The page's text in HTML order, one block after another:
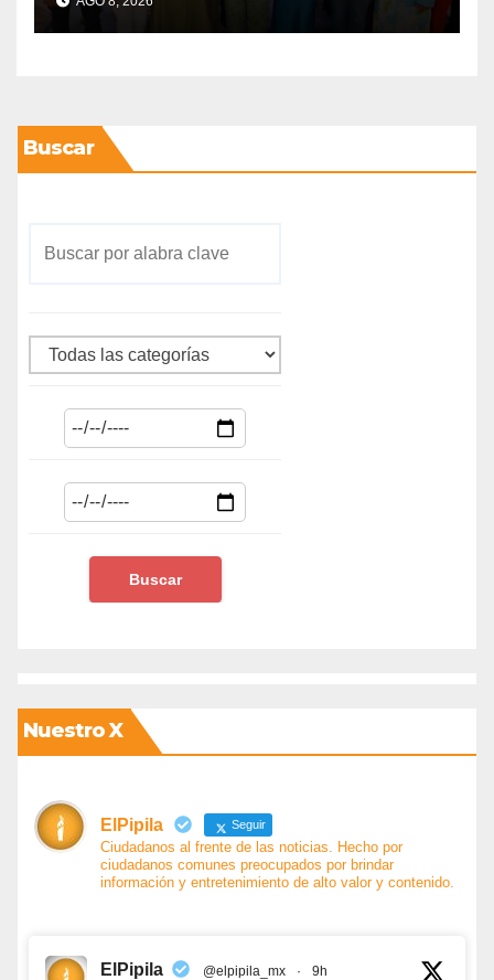
Buscar
Nuestro X
ElPipila Seguir
Ciudadanos al frente de las noticias. Hecho por
ciudadanos comunes preocupados por brindar
información y entretenimiento de alto valor y contenido.
ElPipila @elpipila_mx · 9h